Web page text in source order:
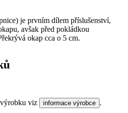
je prvním dílem příslušenství,
avšak před pokládkou
okap cca o 5 cm.
výrobku viz informace výrobce .